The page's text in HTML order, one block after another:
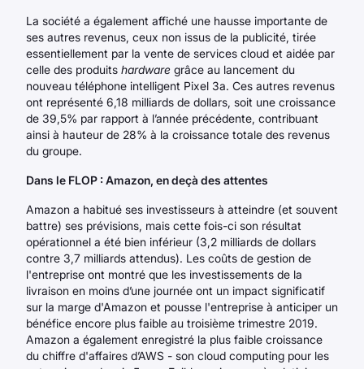
La société a également affiché une hausse importante de
ses autres revenus, ceux non issus de la publicité, tirée
essentiellement par la vente de services cloud et aidée par
celle des produits hardware grâce au lancement du
nouveau téléphone intelligent Pixel 3a. Ces autres revenus
ont représenté 6,18 milliards de dollars, soit une croissance
de 39,5% par rapport à l’année précédente, contribuant
ainsi à hauteur de 28% à la croissance totale des revenus
du groupe.
Dans le FLOP : Amazon, en deçà des attentes
Amazon a habitué ses investisseurs à atteindre (et souvent
battre) ses prévisions, mais cette fois-ci son résultat
opérationnel a été bien inférieur (3,2 milliards de dollars
contre 3,7 milliards attendus). Les coûts de gestion de
l'entreprise ont montré que les investissements de la
livraison en moins d’une journée ont un impact significatif
sur la marge d'Amazon et pousse l'entreprise à anticiper un
bénéfice encore plus faible au troisième trimestre 2019.
Amazon a également enregistré la plus faible croissance
du chiffre d'affaires d’AWS - son cloud computing pour les